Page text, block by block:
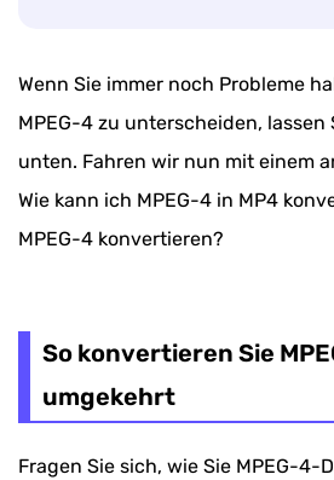
Wenn Sie immer noch Probleme
MPEG-4 zu unterscheiden, lassen
unten. Fahren wir nun mit einem
Wie kann ich MPEG-4 in MP4
MPEG-4 konvertieren?
So konvertieren Sie
umgekehrt
Fragen Sie sich, wie Sie MPEG-4-